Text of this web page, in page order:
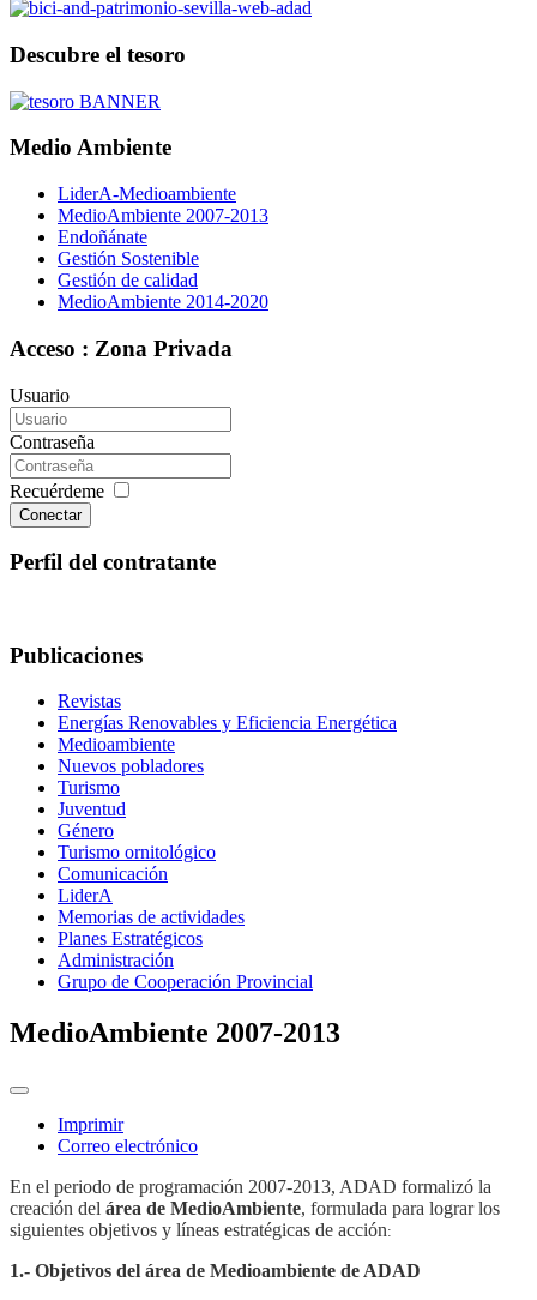
Descubre el tesoro
Medio Ambiente
LiderA-Medioambiente
MedioAmbiente 2007-2013
Endoñánate
Gestión Sostenible
Gestión de calidad
MedioAmbiente 2014-2020
Acceso : Zona Privada
Usuario
Contraseña
Recuérdeme
Conectar
Perfil del contratante
Publicaciones
Revistas
Energías Renovables y Eficiencia Energética
Medioambiente
Nuevos pobladores
Turismo
Juventud
Género
Turismo ornitológico
Comunicación
LiderA
Memorias de actividades
Planes Estratégicos
Administración
Grupo de Cooperación Provincial
MedioAmbiente 2007-2013
Imprimir
Correo electrónico
En el periodo de programación 2007-2013, ADAD formalizó la
creación del área de MedioAmbiente, formulada para lograr los
siguientes objetivos y líneas estratégicas de acción:
1.- Objetivos del área de Medioambiente de ADAD